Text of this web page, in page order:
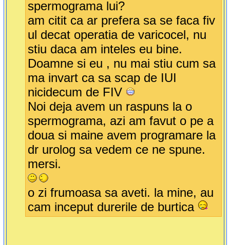
spermograma lui?
am citit ca ar prefera sa se faca fiv
ul decat operatia de varicocel, nu
stiu daca am inteles eu bine.
Doamne si eu , nu mai stiu cum sa
ma invart ca sa scap de IUI
nicidecum de FIV
Noi deja avem un raspuns la o
spermograma, azi am favut o pe a
doua si maine avem programare la
dr urolog sa vedem ce ne spune.
mersi.
o zi frumoasa sa aveti. la mine, au
cam inceput durerile de burtica